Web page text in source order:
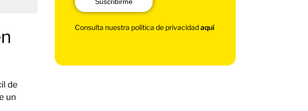
de
un
Consulta nuestra política de privacidadaquí